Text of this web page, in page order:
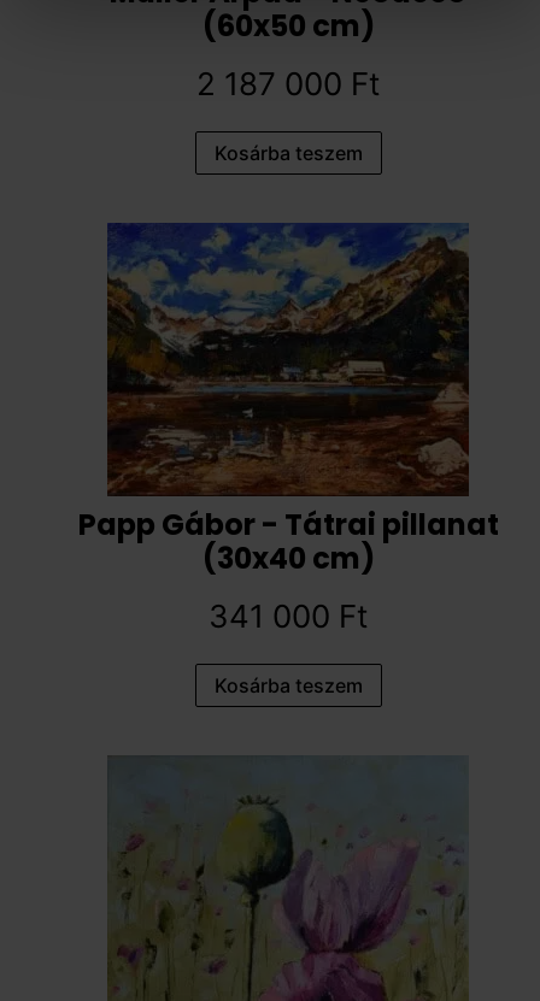
(60x50 cm)
2 187 000 Ft
Kosárba teszem
Papp Gábor - Tátrai pillanat
(30x40 cm)
341 000 Ft
Kosárba teszem